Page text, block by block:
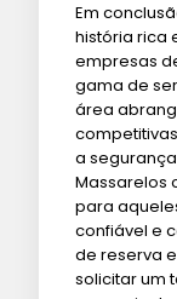
Em
história rica
empresas
gama de
área
a
Massarelos
para
confiável e
de reserva
solicitar um